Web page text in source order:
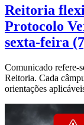
Reitoria
Protocolo
sexta-feira
Comunicado refere-
Reitoria. Cada
orientações